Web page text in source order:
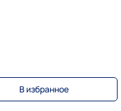
В избранное